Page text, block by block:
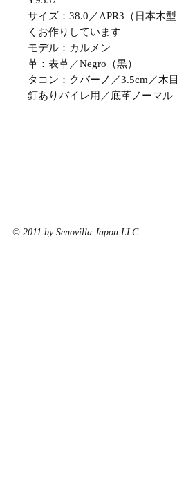
サイズ：38.0／APR3（日本木
くお作りしています
モデル：カルメン
革：表革／Negro（黒）
タコン：クバーノ／3.5cm／木
釘ありバイレ用／底革ノーマル
© 2011 by Senovilla Japon LLC.